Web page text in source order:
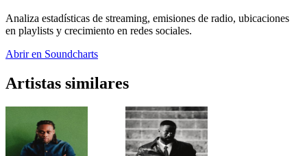
Analiza estadísticas de streaming, emisiones de radio, ubicaciones
en playlists y crecimiento en redes sociales.
Abrir en Soundcharts
Artistas similares